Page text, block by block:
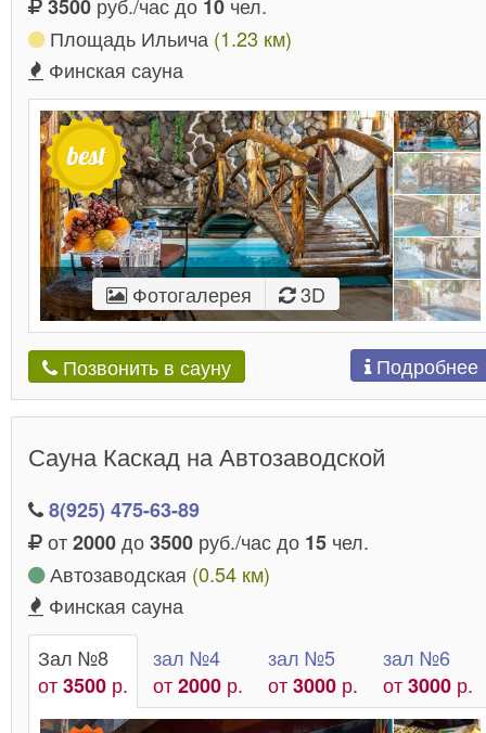
3500
10
Площадь Ильича (1.23 км)
Финская сауна
Фотогалерея 3D
Позвонить в сауну Подробнее
Сауна Каскад на Автозаводской
8(925) 475-63-89
от2000до3500 руб./час до 15 чел.
Автозаводская (0.54 км)
Финская сауна
Зал №8
от3500 р.
зал №4
от2000 р.
зал №5
от3000 р.
зал №6
от3000 р.